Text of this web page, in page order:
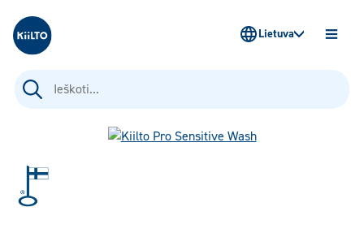
Kiilto Lietuva
Ieškoti:
Lietuva